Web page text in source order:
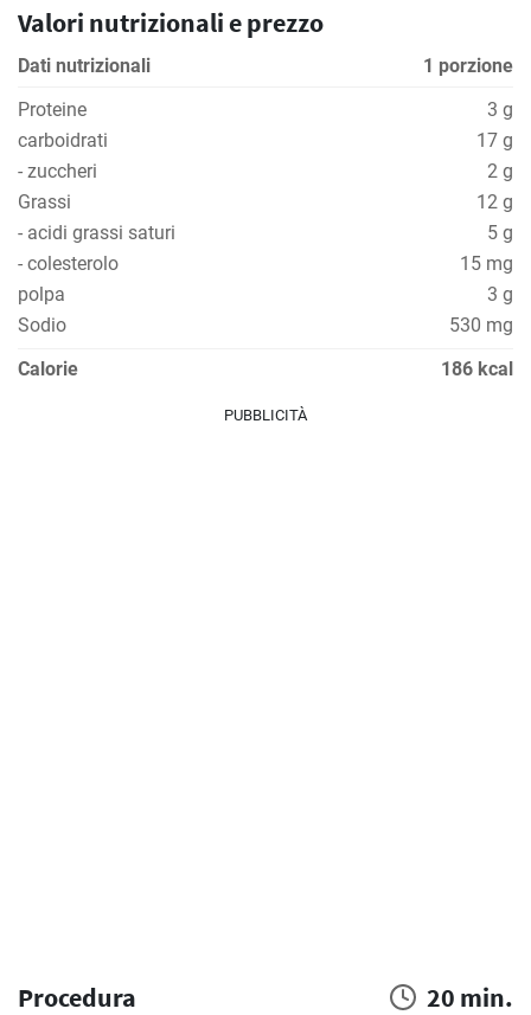
Valori nutrizionali e prezzo
Dati nutrizionali
1 porzione
Proteine
3 g
carboidrati
17 g
- zuccheri
2 g
Grassi
12 g
- acidi grassi saturi
5 g
- colesterolo
15 mg
polpa
3 g
Sodio
530 mg
Calorie
186 kcal
PUBBLICITÀ
Procedura 20 min.